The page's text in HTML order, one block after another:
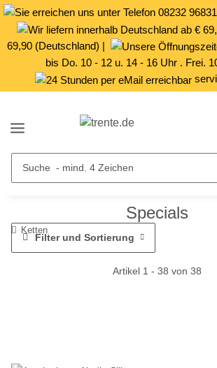
69,90 (Deutschland) |
bis Do. 10 - 12 u. 14 - 16 Uhr . Frei.
Ketten
Specials
Filter und Sortierung
Artikel 1 - 38 von 38